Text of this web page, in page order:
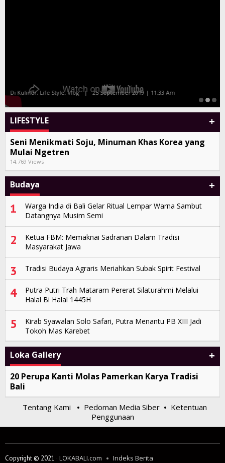
Tony Q dan Album Kompilasi Bali Sand
Di Seni, Vlog | 27 Juli 2019 | 10:38 Am
LIFESTYLE +
Seni Menikmati Soju, Minuman Khas Korea yang
Mulai Ngetren
14.769 Views
Budaya +
1
Warga India di Bali Gelar Ritual Lempar Warna Sambut
Datangnya Musim Semi
2
Ketua FBM: Memaknai Sadranan Dalam Tradisi
Masyarakat Jawa
3 Tradisi Budaya Agraris Meriahkan Subak Spirit Festival
4
Putra Putri Trah Mataram Pererat Silaturahmi Melalui
Halal Bi Halal 1445H
5
Kirab Syawalan Solo Safari, Putra Menantu PB XIII Jadi
Tokoh Mas Karebet
Loka Gallery +
20 Perupa Kanti Molas Pamerkan Karya Tradisi
Bali
Tentang Kami • Pedoman Media Siber• Ketentuan
Penggunaan
Copyright © 2021 · LOKABALI.com Indeks Berita